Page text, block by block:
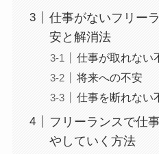
仕事がないフリー
安と解消法
仕事が取れない
将来への不安
仕事を断れない
フリーランスで仕
やしていく方法